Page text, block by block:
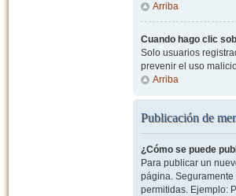
Arriba
Cuando hago clic
Solo usuarios
prevenir el uso
Arriba
Publicación de
¿Cómo se puede
Para publicar un
página.
permitidas. Ejemplo: